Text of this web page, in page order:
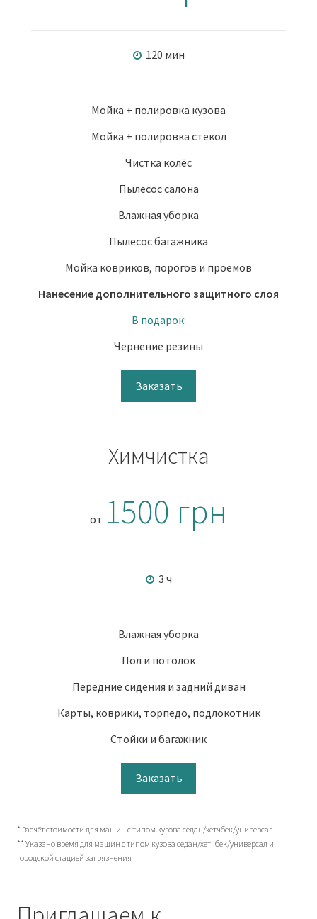
120 мин
Мойка + полировка кузова
Мойка + полировка стёкол
Чистка колёс
Пылесос салона
Влажная уборка
Пылесос багажника
Мойка ковриков, порогов и проёмов
Нанесение дополнительного защитного слоя
В подарок:
Чернение резины
Заказать
Химчистка
от 1500 грн
3 ч
Влажная уборка
Пол и потолок
Передние сидения и задний диван
Карты, коврики, торпедо, подлокотник
Стойки и багажник
Заказать
* Расчёт стоимости для машин с типом кузова седан/хетчбек/универсал.
** Указано время для машин с типом кузова седан/хетчбек/универсал и
городской стадией загрязнения